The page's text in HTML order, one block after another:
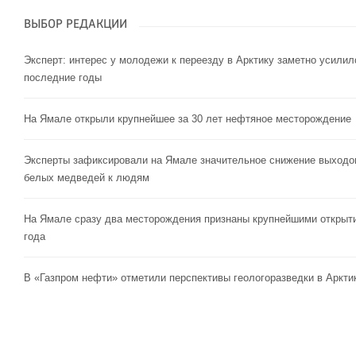
ВЫБОР РЕДАКЦИИ
Эксперт: интерес у молодежи к переезду в Арктику заметно
последние годы
На Ямале открыли крупнейшее за 30 лет нефтяное месторождение
Эксперты зафиксировали на Ямале значительное снижение
белых медведей к людям
На Ямале сразу два месторождения признаны крупнейшими
года
В «Газпром нефти» отметили перспективы геологоразведки в